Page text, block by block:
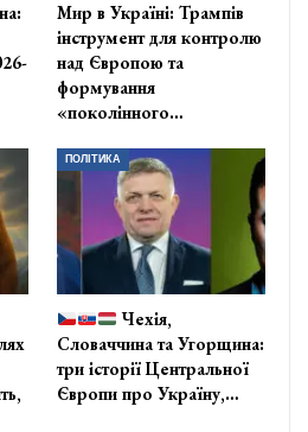
Мир в Україні: Трампів
інструмент для контролю
над Європою та
формування
«поколінного…
ПОЛІТИКА
Чехія,
Словаччина та Угорщина:
три історії Центральної
Європи про Україну,…